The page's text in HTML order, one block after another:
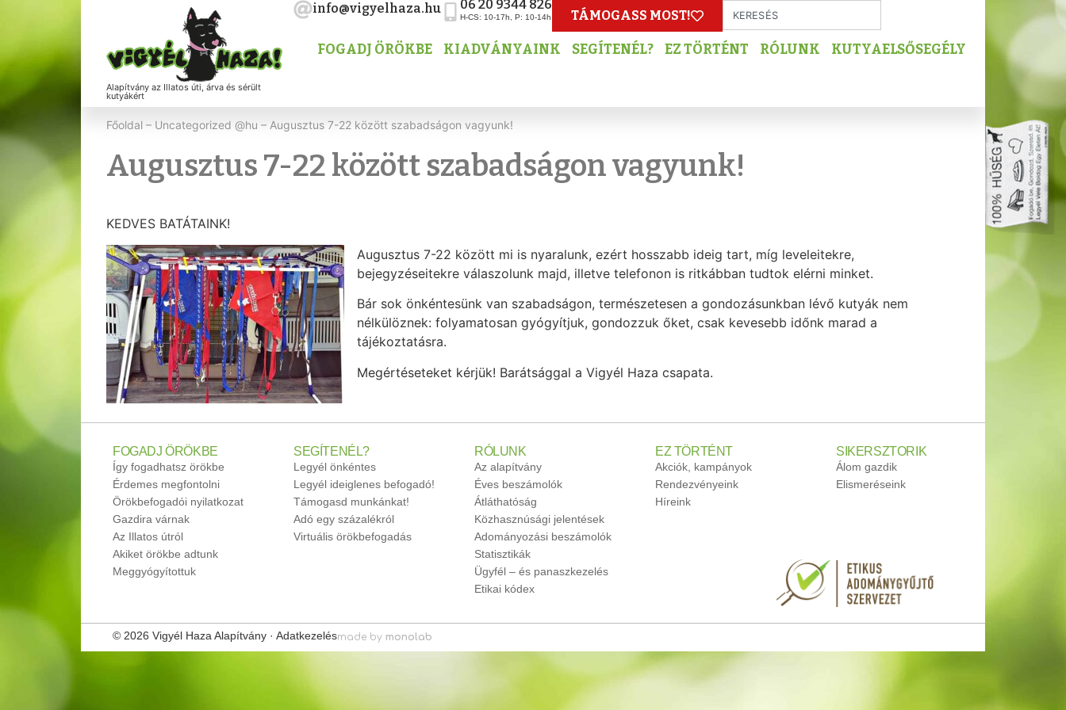
Alapítvány az Illatos úti, árva és sérült
kutyákért
info@vigyelhaza.hu 06 20 9344 826
H-CS: 10-17h, P: 10-14h TÁMOGASS MOST!
FOGADJ ÖRÖKBE KIADVÁNYAINK SEGÍTENÉL? EZ TÖRTÉNT RÓLUNK KUTYAELSŐSEGÉLY
Főoldal – Uncategorized @hu – Augusztus 7-22 között szabadságon vagyunk!
Augusztus 7-22 között szabadságon vagyunk!
KEDVES BATÁTAINK!
Augusztus 7-22 között mi is nyaralunk, ezért hosszabb ideig tart, míg leveleitekre,
bejegyzéseitekre válaszolunk majd, illetve telefonon is ritkábban tudtok elérni minket.
Bár sok önkéntesünk van szabadságon, természetesen a gondozásunkban lévő kutyák nem
nélkülöznek: folyamatosan gyógyítjuk, gondozzuk őket, csak kevesebb időnk marad a
tájékoztatásra.
Megértéseteket kérjük! Barátsággal a Vigyél Haza csapata.
FOGADJ ÖRÖKBE
Így fogadhatsz örökbe
Érdemes megfontolni
Örökbefogadói nyilatkozat
Gazdira várnak
Az Illatos útról
Akiket örökbe adtunk
Meggyógyítottuk
SEGÍTENÉL?
Legyél önkéntes
Legyél ideiglenes befogadó!
Támogasd munkánkat!
Adó egy százalékról
Virtuális örökbefogadás
RÓLUNK
Az alapítvány
Éves beszámolók
Átláthatóság
Közhasznúsági jelentések
Adományozási beszámolók
Statisztikák
Ügyfél – és panaszkezelés
Etikai kódex
EZ TÖRTÉNT
Akciók, kampányok
Rendezvényeink
Híreink
SIKERSZTORIK
Álom gazdik
Elismeréseink
© 2026 Vigyél Haza Alapítvány · Adatkezelésmade by monolab